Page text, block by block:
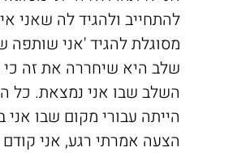
להתחייב ולהגיד לה שאני
מסוגלת להגיד 'אני שותפה
שלב היא שיחררה את זה כי
השלב שבו אני נמצאת. כל
הייתה עבורי מקום שבו
הצעה אמרתי רגע, אני